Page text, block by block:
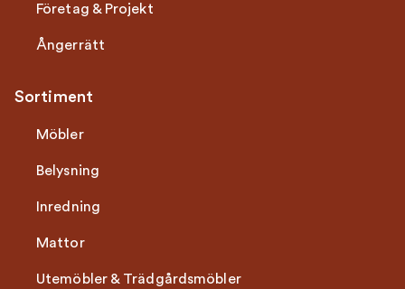
Företag & Projekt
Ångerrätt
Sortiment
Möbler
Belysning
Inredning
Mattor
Utemöbler & Trädgårdsmöbler